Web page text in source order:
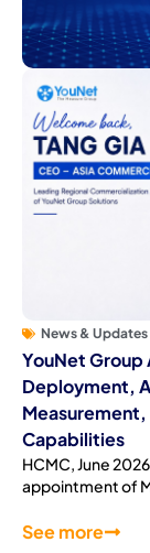
News & Updates
YouNet Group
Deployment,
Capabilities
HCMC, June
appointment of
See more